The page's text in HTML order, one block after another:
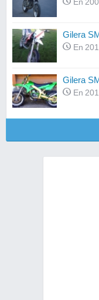
En
Gilera
En
Gilera
En